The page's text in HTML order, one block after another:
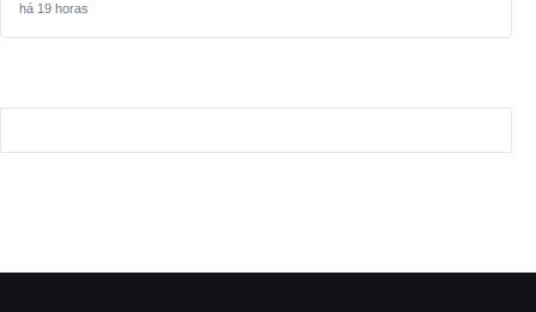
há 19 horas